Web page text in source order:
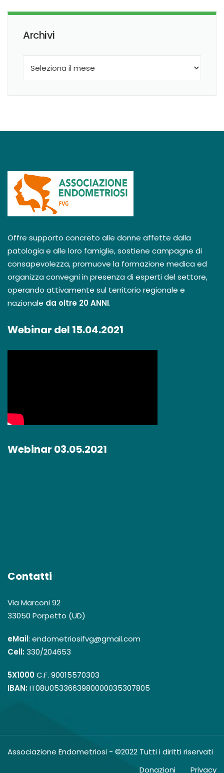
Archivi
Offre supporto concreto alle donne affette dalla
patologia e alle loro famiglie, sostiene campagne di
consapevolezza, promuove la formazione medica ed
organizza convegni in presenza di esperti del settore,
operando attivamente sul territorio regionale e
nazionale da oltre 20 ANNI.
Webinar del 15.04.2021
Webinar 03.05.2021
Contatti
Via Marconi 92
33050 Porpetto (UD)
eMail: endometriosifvg@gmail.com
Cell:330/204653
5X1000C.F. 90015570303
IBAN:IT08U0533663980000035307805
Associazione Endometriosi - ©2022 Tutti i diritti riservati
Donazioni
Privacy